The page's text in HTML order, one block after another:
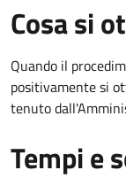
Cosa si
Quando il
positivamente si
tenuto
Tempi e